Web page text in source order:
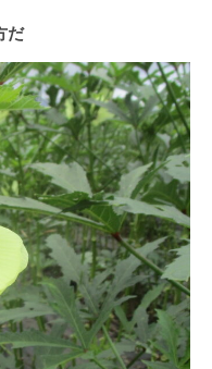
だ